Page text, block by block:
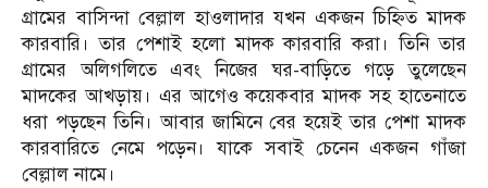
গ্রামের বাসিন্দা বেল্লাল হাওলাদার যখন একজন চিহ্নিত মাদক
কারবারি। তার পেশাই হলো মাদক কারবারি করা। তিনি তার
গ্রামের অলিগলিতে এবং নিজের ঘর-বাড়িতে গড়ে তুলেছেন
মাদকের আখড়ায়। এর আগেও কয়েকবার মাদক সহ হাতেনাতে
ধরা পড়ছেন তিনি। আবার জামিনে বের হয়েই তার পেশা মাদক
কারবারিতে নেমে পড়েন। যাকে সবাই চেনেন একজন গাঁজা
বেল্লাল নামে।